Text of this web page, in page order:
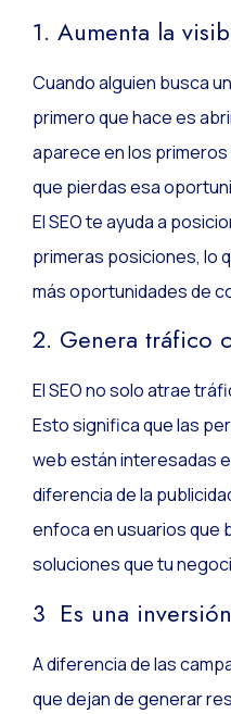
1. Aumenta la
Cuando alguien busca
primero que hace es
aparece en los
que pierdas esa
El SEO te ayuda a
primeras posiciones, lo
más oportunidades de
2. Genera tráfico
El SEO no solo atrae
Esto significa que las
web están interesadas
diferencia de la
enfoca en usuarios que
soluciones que tu
3. Es una
A diferencia de las
que dejan de generar